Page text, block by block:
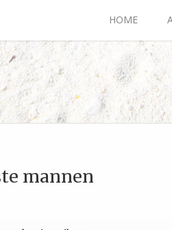
HOME
mannen